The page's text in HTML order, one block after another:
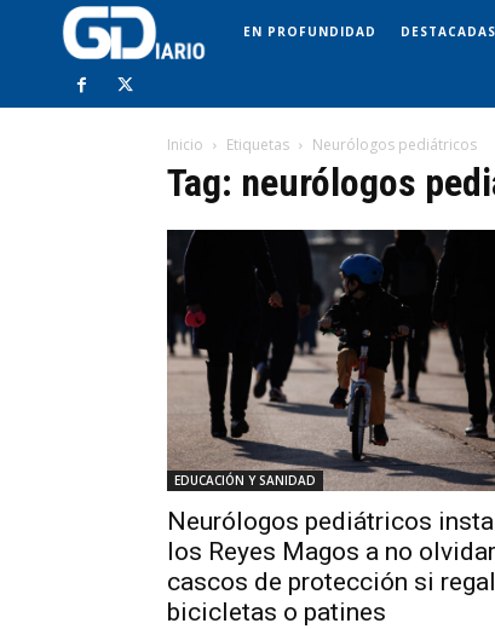
EN PROFUNDIDAD DESTACADAS
Inicio Etiquetas Neurólogos pediátricos
Tag: neurólogos
EDUCACIÓN Y SANIDAD
Neurólogos pediátricos
los Reyes Magos a no
cascos de protección si
bicicletas o patines